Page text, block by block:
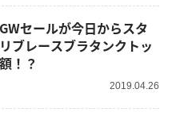
セールが今日からスタ
ブレースブラタンクトッ
！？
2019.04.26